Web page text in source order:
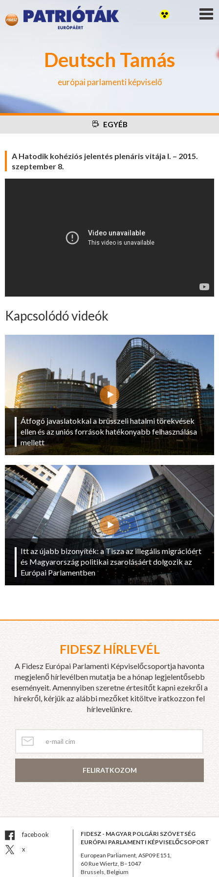
Deutsch Tamás
európai parlamenti képviselő
EGYÉB
A Hatodik kohéziós jelentés plenáris vitája I. – 2015.
szeptember 8.
Kapcsolódó videók
Átfogó javaslatokkal a brüsszeli hatalmi törekvések
ellen és az uniós források hatékonyabb felhasználása
mellett
Itt az újabb bizonyíték: a Tisza az illegális migrációért
és Magyarország politikai zsarolásáért dolgozik az
Európai Parlamentben
FIDESZ HÍRLEVÉL
A Fidesz Európai Parlamenti Képviselőcsoportja havonta
megjelenő hírlevélben mutatja be a hónap legjelentősebb
eseményeit. Amennyiben szeretne értesítőt kapni ezekről a
hírekről, kérjük az alábbi mezőket kitöltve iratkozzon fel
hírlevelünkre.
FELIRATKOZOM
facebook
x
FIDESZ - MAGYAR POLGÁRI SZÖVETSÉG
EURÓPAI PARLAMENTI KÉPVISELŐCSOPORT
European Parliament, ASP09 E151,
60 Rue Wiertz, B–1047
Brussels, Belgium